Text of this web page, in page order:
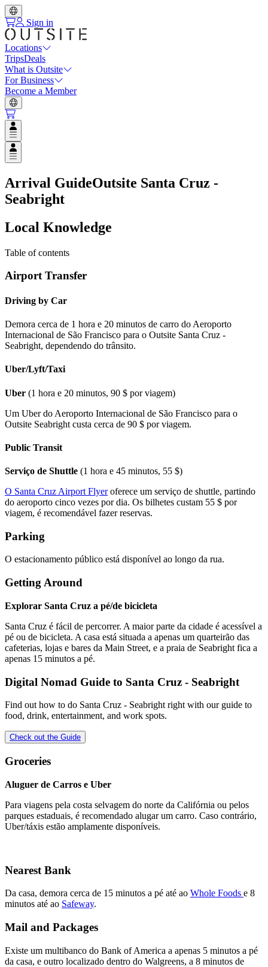
Sign in
Locations
TripsDeals
What is Outsite
For Business
Become a Member
Open user menu
Open user menu
Arrival GuideOutsite Santa Cruz -
Seabright
Local Knowledge
Table of contents
Airport Transfer
Driving by Car
Demora cerca de 1 hora e 20 minutos de carro do Aeroporto
Internacional de São Francisco para o Outsite Santa Cruz -
Seabright, dependendo do trânsito.
Uber/Lyft/Taxi
Uber (1 hora e 20 minutos, 90 $ por viagem)
Um Uber do Aeroporto Internacional de São Francisco para o
Outsite Seabright custa cerca de 90 $ por viagem.
Public Transit
Serviço de Shuttle (1 hora e 45 minutos, 55 $)
O Santa Cruz Airport Flyeroferece um serviço de shuttle, partindo
do aeroporto cinco vezes por dia. Os bilhetes custam 55 $ por
viagem, é recomendável fazer reservas.
Parking
O estacionamento público está disponível ao longo da rua.
Getting Around
Explorar Santa Cruz a pé/de bicicleta
Santa Cruz é fácil de percorrer. A maior parte da cidade é acessível a
pé ou de bicicleta. A casa está situada a apenas um quarteirão das
cafeterias, lojas e bares da Main Street, e a praia de Seabright fica a
apenas 15 minutos a pé.
Digital Nomad Guide to Santa Cruz - Seabright
Find out how to do Santa Cruz - Seabright right with our guide to
food, drink, entertainment, and work spots.
Check out the Guide
Groceries
Aluguer de Carros e Uber
Para viagens pela costa selvagem do norte da Califórnia ou pelos
parques estaduais, é recomendado alugar um carro. Caso contrário,
Uber/táxis estão amplamente disponíveis.
Nearest Bank
Da casa, demora cerca de 15 minutos a pé até ao Whole Foods e 8
minutos até ao Safeway.
Mail and Packages
Existe um multibanco do Bank of America a apenas 5 minutos a pé
da casa, e outro localizado dentro do Walgreens, a 8 minutos de